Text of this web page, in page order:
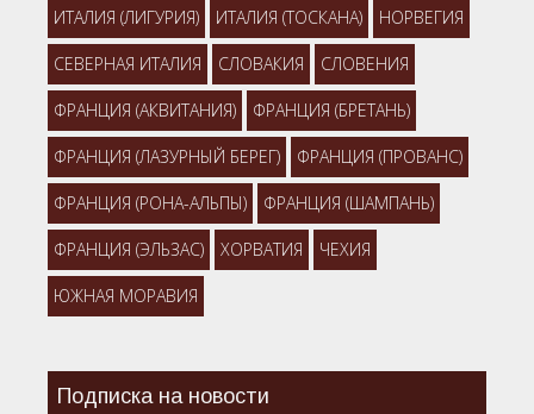
ИТАЛИЯ (ЛИГУРИЯ) ИТАЛИЯ (ТОСКАНА) НОРВЕГИЯ
СЕВЕРНАЯ ИТАЛИЯ СЛОВАКИЯ СЛОВЕНИЯ
ФРАНЦИЯ (АКВИТАНИЯ) ФРАНЦИЯ (БРЕТАНЬ)
ФРАНЦИЯ (ЛАЗУРНЫЙ БЕРЕГ) ФРАНЦИЯ (ПРОВАНС)
ФРАНЦИЯ (РОНА-АЛЬПЫ) ФРАНЦИЯ (ШАМПАНЬ)
ФРАНЦИЯ (ЭЛЬЗАС) ХОРВАТИЯ ЧЕХИЯ
ЮЖНАЯ МОРАВИЯ
Подписка на новости